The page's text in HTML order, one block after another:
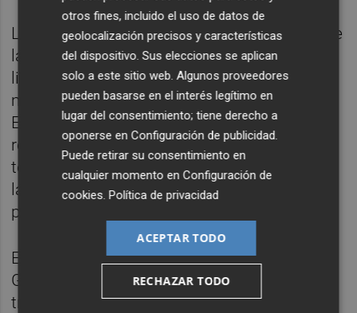
Las devoluciones de la parte proporcional de
la cuota del IAE se corresponden con las
liquidaciones del ejercicio de 2020. La
matrícula del Impuesto sobre Actividades
Económicas de ese año comprende una
relación de 8.611 recibos por un importe
total de 21,5 millones de euros. El derecho a
la devolución prescribe a los cuatro años del
pago del impuesto.
El pasado 7 de julio de 2023, la Junta de
Gobierno Local acordó "que se iniciaran los
trámites oportunos para proceder a la
otros fines, incluido el uso de datos de
geolocalización precisos y características
del dispositivo. Sus elecciones se aplican
solo a este sitio web. Algunos proveedores
pueden basarse en el interés legítimo en
lugar del consentimiento; tiene derecho a
oponerse enConfiguración de publicidad.
Puede retirar su consentimiento en
cualquier momento enConfiguración de
cookies.Política de privacidad
ACEPTAR TODO
RECHAZAR TODO